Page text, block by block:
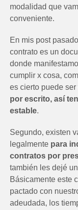
modalidad que
conveniente.
En mis post
contrato es un
donde
cumplir x cosa,
es cierto puede
por escrito, así
estable.
Segundo, existen
legalmente para
contratos por
también les dejé
Básicamente este
pactado con
adeudada, los